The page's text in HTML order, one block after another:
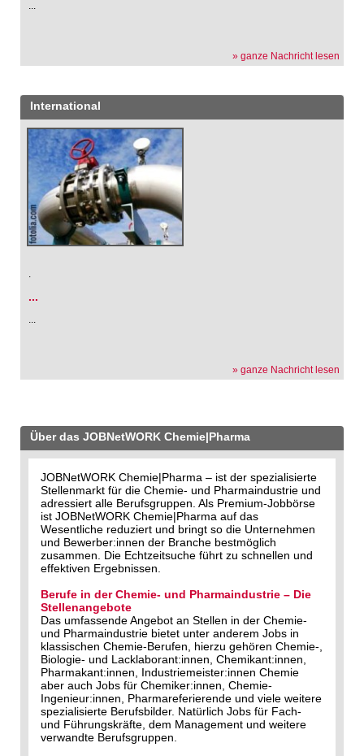
...
» ganze Nachricht lesen
International
.
...
...
» ganze Nachricht lesen
Über das JOBNetWORK Chemie|Pharma
JOBNetWORK Chemie|Pharma – ist der spezialisierte
Stellenmarkt für die Chemie- und Pharmaindustrie und
adressiert alle Berufsgruppen. Als Premium-Jobbörse
ist JOBNetWORK Chemie|Pharma auf das
Wesentliche reduziert und bringt so die Unternehmen
und Bewerber:innen der Branche bestmöglich
zusammen. Die Echtzeitsuche führt zu schnellen und
effektiven Ergebnissen.
Berufe in der Chemie- und Pharmaindustrie – Die
Stellenangebote
Das umfassende Angebot an Stellen in der Chemie-
und Pharmaindustrie bietet unter anderem Jobs in
klassischen Chemie-Berufen, hierzu gehören Chemie-,
Biologie- und Lacklaborant:innen, Chemikant:innen,
Pharmakant:innen, Industriemeister:innen Chemie
aber auch Jobs für Chemiker:innen, Chemie-
Ingenieur:innen, Pharmareferierende und viele weitere
spezialisierte Berufsbilder. Natürlich Jobs für Fach-
und Führungskräfte, dem Management und weitere
verwandte Berufsgruppen.